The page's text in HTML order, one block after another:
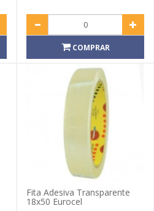
COMPRAR
Fita Adesiva Transparente
18x50 Eurocel